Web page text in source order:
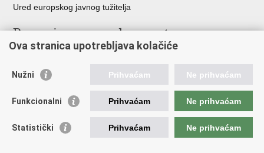
Ured europskog javnog tužitelja
Poveznice pravosudnog sustava
Državno odvjetništvo
Ured za suzbijanje korupcije i organiziranog kriminaliteta
Državnoodvjetničko vijeće
Hrvatska odvjetnička komora
Ova stranica upotrebljava kolačiće
Nužni Prihvaćam Ne prihvaćam
Funkcionalni Prihvaćam Ne prihvaćam
Statistički Prihvaćam Ne prihvaćam